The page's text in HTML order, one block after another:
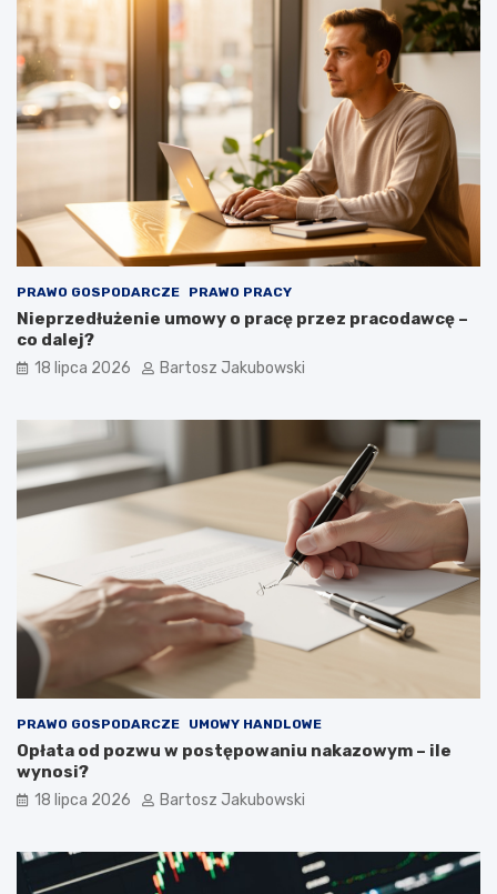
PRAWO GOSPODARCZE PRAWO PRACY
Nieprzedłużenie umowy o pracę przez pracodawcę –
co dalej?
18 lipca 2026 Bartosz Jakubowski
PRAWO GOSPODARCZE UMOWY HANDLOWE
Opłata od pozwu w postępowaniu nakazowym – ile
wynosi?
18 lipca 2026 Bartosz Jakubowski